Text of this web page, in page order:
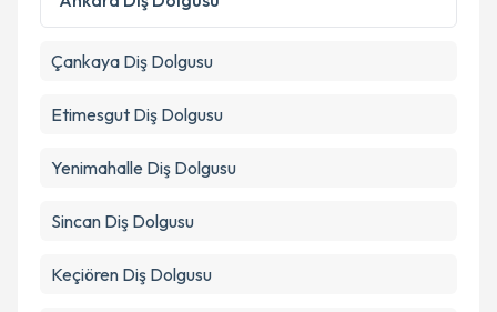
kapsamda işlenmesini kabul ediyorum.
Çankaya Diş Dolgusu
Etimesgut Diş Dolgusu
Yenimahalle Diş Dolgusu
Sincan Diş Dolgusu
Keçiören Diş Dolgusu